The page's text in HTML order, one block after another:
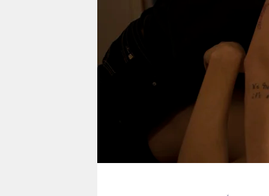
verlag
verlag
veranstaltungen
unterstützen